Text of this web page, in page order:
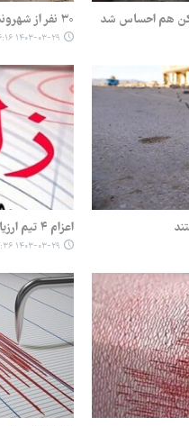
۳۰ نفر از شهروندان کاشمری در زلزله مصدوم شدند
۱۴۰۳-۰۳-۲۹ ۱۶:۱۶
اعزام ۴ تیم ارزیاب به محل وقوع زلزله در کاشمر
۱۴۰۳-۰۳-۲۹ ۱۴:۳۶